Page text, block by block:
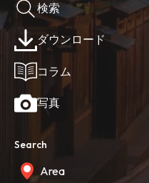
検索
ダウンロード
コラム
写真
Search
Area